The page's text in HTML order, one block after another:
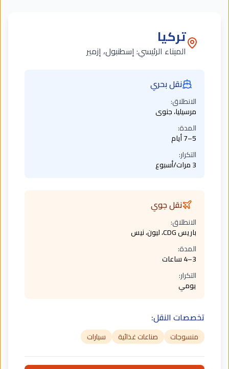
تركيا
الميناء الرئيسي:إسطنبول، إزمير
نقل بحري
الانطلاق:
مرسيليا، جنوى
المدة:
5–7 أيام
التكرار:
3 مرات/أسبوع
نقل جوي
الانطلاق:
باريس CDG، ليون، نيس
المدة:
3–4 ساعات
التكرار:
يومي
تخصصات النقل:
منسوجات صناعات غذائية سيارات